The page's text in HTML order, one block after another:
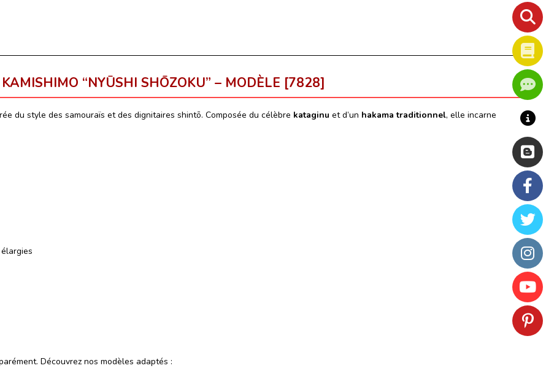
“NYŪSHI SHŌZOKU” – MODÈLE [7828]
du style des samouraïs et des dignitaires shintō. Composée du célèbre kataginu et d’un hakama traditionnel, elle incarne
Découvrez nos modèles adaptés :